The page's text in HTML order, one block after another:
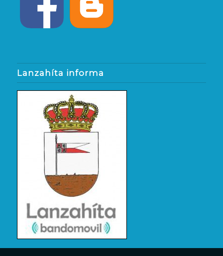
Lanzahíta informa